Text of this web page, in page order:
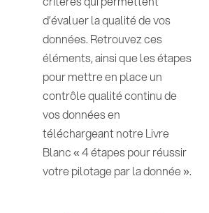
d’évaluer la qualité de vos
données. Retrouvez ces
éléments, ainsi que les étapes
pour mettre en place un
contrôle qualité continu de
vos données en
téléchargeant notre Livre
Blanc « 4 étapes pour réussir
votre pilotage par la donnée ».